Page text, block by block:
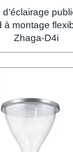
à montage
Zhaga-D4i